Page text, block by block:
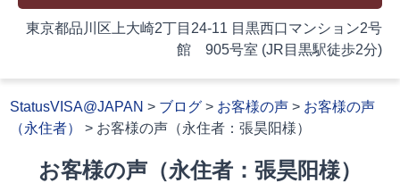
東京都品川区上大崎2丁目24-11 目黒西口マンション2号
館 905号室 (JR目黒駅徒歩2分)
StatusVISA@JAPAN > ブログ > お客様の声 > お客様の声
（永住者）
> お客様の声（永住者：張昊阳様）
お客様の声（永住者：張昊阳様）